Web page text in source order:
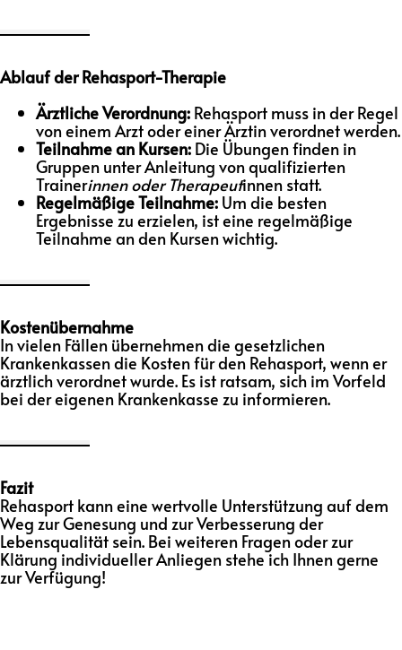
Ablauf der Rehasport-Therapie
Ärztliche Verordnung: Rehasport muss in der Regel
von einem Arzt oder einer Ärztin verordnet werden.
Teilnahme an Kursen: Die Übungen finden in
Gruppen unter Anleitung von qualifizierten
Trainerinnen oder Therapeutinnen statt.
Regelmäßige Teilnahme: Um die besten
Ergebnisse zu erzielen, ist eine regelmäßige
Teilnahme an den Kursen wichtig.
Kostenübernahme
In vielen Fällen übernehmen die gesetzlichen
Krankenkassen die Kosten für den Rehasport, wenn er
ärztlich verordnet wurde. Es ist ratsam, sich im Vorfeld
bei der eigenen Krankenkasse zu informieren.
Fazit
Rehasport kann eine wertvolle Unterstützung auf dem
Weg zur Genesung und zur Verbesserung der
Lebensqualität sein. Bei weiteren Fragen oder zur
Klärung individueller Anliegen stehe ich Ihnen gerne
zur Verfügung!